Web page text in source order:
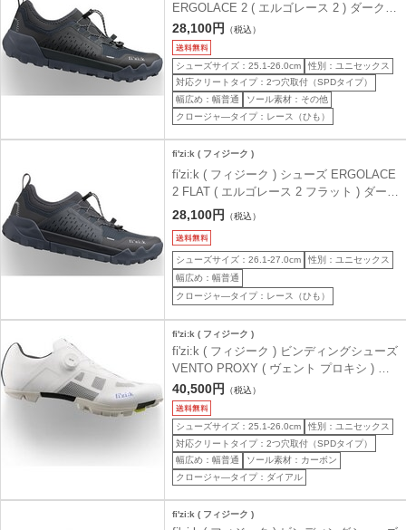
ERGOLACE 2 ( エルゴレース 2 ) ダークブ
ルー/ブラック 40.0 ( 25.7cm )
28,100円 （税込）
シューズサイズ：25.1-26.0cm
性別：ユニセックス
対応クリートタイプ：2つ穴取付（SPDタイプ）
幅広め：幅普通
ソール素材：その他
クロージャ―タイプ：レース（ひも）
fi'zi:k ( フィジーク )
fi'zi:k ( フィジーク ) シューズ ERGOLACE
2 FLAT ( エルゴレース 2 フラット ) ダーク
ブルー/ブラック 41.0 ( 26.4cm )
28,100円 （税込）
シューズサイズ：26.1-27.0cm
性別：ユニセックス
幅広め：幅普通
クロージャ―タイプ：レース（ひも）
fi'zi:k ( フィジーク )
fi'zi:k ( フィジーク ) ビンディングシューズ
VENTO PROXY ( ヴェント プロキシ ) ホ
ワイト/ホワイト 40.5 ( 26.0cm )
40,500円 （税込）
シューズサイズ：25.1-26.0cm
性別：ユニセックス
対応クリートタイプ：2つ穴取付（SPDタイプ）
幅広め：幅普通
ソール素材：カーボン
クロージャ―タイプ：ダイアル
fi'zi:k ( フィジーク )